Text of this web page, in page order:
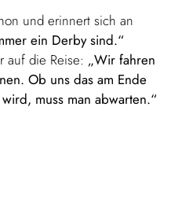
und erinnert sich an
ein Derby sind.“
auf die Reise: „Wir fahren
Ob uns das am Ende
muss man abwarten.“